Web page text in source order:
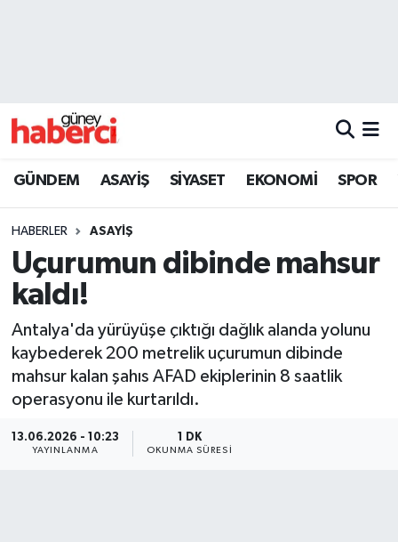
GÜNDEM ASAYİŞ SİYASET EKONOMİ SPOR
HABERLER ASAYİŞ
Uçurumun dibinde mahsur
kaldı!
Antalya'da yürüyüşe çıktığı dağlık alanda yolunu
kaybederek 200 metrelik uçurumun dibinde
mahsur kalan şahıs AFAD ekiplerinin 8 saatlik
operasyonu ile kurtarıldı.
13.06.2026 - 10:23
YAYINLANMA
1 DK
OKUNMA SÜRESI
Beyoğlu Trafik Yoğunluk Haritası
Son Dakika Haberleri
Haber Arşivi